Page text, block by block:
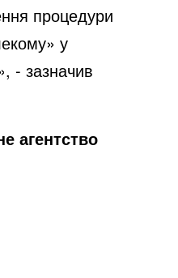
процедури
у
- зазначив
агентство